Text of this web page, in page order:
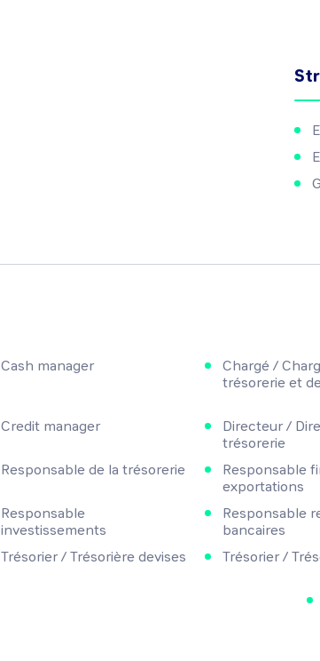
Cash manager
Chargé /
trésorerie et
Credit manager
Directeur /
trésorerie
Responsable de la trésorerie
Responsable
exportations
Responsable
investissements
Responsable
bancaires
Trésorier / Trésorière devises
Trésorier /